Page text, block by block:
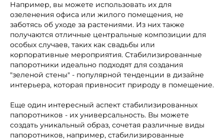
Например, вы можете использовать их для
озеленения офиса или жилого помещения, не
заботясь об уходе за растениями. Из них также
получаются отличные центральные композиции для
особых случаев, таких как свадьбы или
корпоративные мероприятия. Стабилизированные
папоротники идеально подходят для создания
"зеленой стены" - популярной тенденции в дизайне
интерьера, которая привносит природу в помещение.
Еще один интересный аспект стабилизированных
папоротников - их универсальность. Вы можете
создать уникальный образ, сочетая различные виды
папоротников, например, стабилизированные